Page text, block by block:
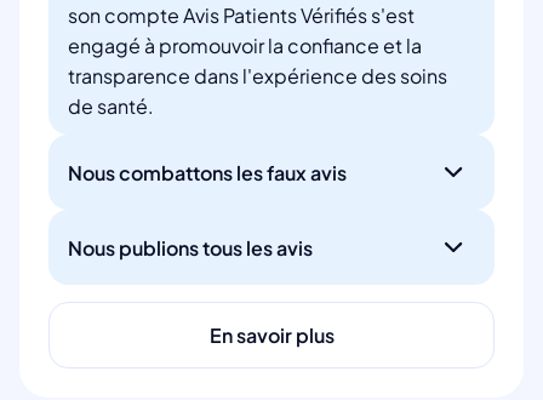
son compte Avis Patients Vérifiés s'est
engagé à promouvoir la confiance et la
transparence dans l'expérience des soins
de santé.
Nous combattons les faux avis
Nous publions tous les avis
En savoir plus